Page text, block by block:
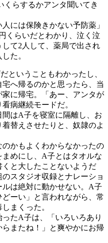
くらするかアンタ聞いてき
には保険きかない予防薬」
くらいだとわかり、泣く泣
て2人して、薬局で出され
た。
ということもわかったし、
へ帰るのかと思ったら、当
に帰宅。「あー、アンタが
病継続モードだ。
はA子を寝室に隔離し、お
替えさせたりと、奴隷のよ
かもよくわからなかったの
めにし、A子とはタオルな
と大したことないようだ
スタジオ収録とナレーショ
は絶対に動かせない。A子
ーい」と言われながら、常
まくった。
たA子は、「いろいろあり
またね！」と爽やかにお帰